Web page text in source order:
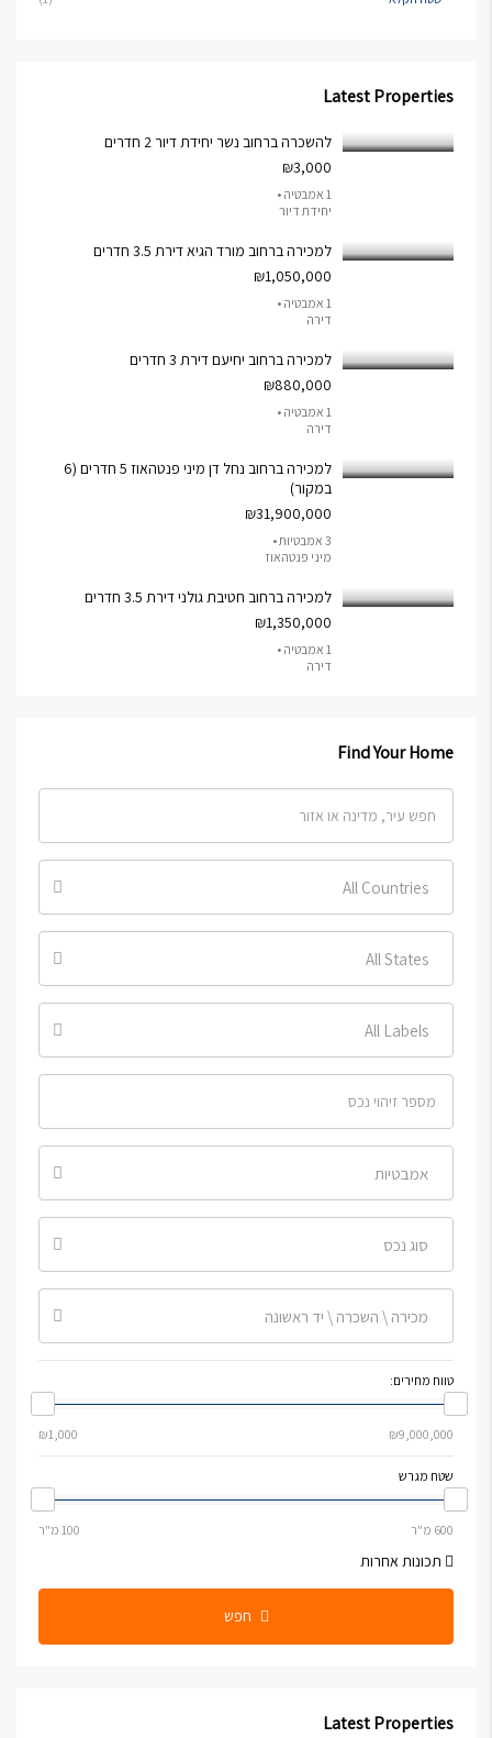
Latest Properties
להשכרה ברחוב נשר יחידת דיור 2 חדרים
₪3,000
1 אמבטיה •
יחידת דיור
למכירה ברחוב מורד הגיא דירת 3.5 חדרים
₪1,050,000
1 אמבטיה •
דירה
למכירה ברחוב יחיעם דירת 3 חדרים
₪880,000
1 אמבטיה •
דירה
למכירה ברחוב נחל דן מיני פנטהאוז 5 חדרים (6
במקור)
₪31,900,000
3 אמבטיות •
מיני פנטהאוז
למכירה ברחוב חטיבת גולני דירת 3.5 חדרים
₪1,350,000
1 אמבטיה •
דירה
Find Your Home
All Countries
All States
All Labels
אמבטיות
סוג נכס
מכירה \ השכרה \ יד ראשונה
טווח מחירים:
שטח מגרש
תכונות אחרות
חפש
Latest Properties